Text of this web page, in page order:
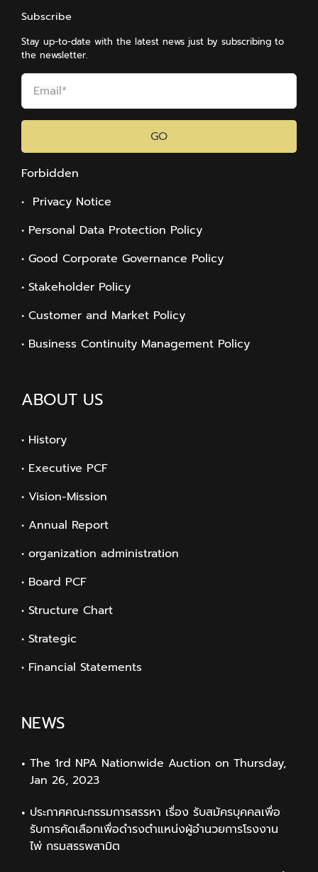
Subscribe
Stay up-to-date with the latest news just by subscribing to
the newsletter.
GO
Forbidden
• Privacy Notice
• Personal Data Protection Policy
• Good Corporate Governance Policy
• Stakeholder Policy
• Customer and Market Policy
• Business Continuity Management Policy
ABOUT US
• History
• Executive PCF
• Vision-Mission
• Annual Report
• organization administration
• Board PCF
• Structure Chart
• Strategic
• Financial Statements
NEWS
The 1rd NPA Nationwide Auction on Thursday,
Jan 26, 2023
ประกาศคณะกรรมการสรรหา เรื่อง รับสมัครบุคคลเพื่อ
รับการคัดเลือกเพื่อดำรงตำแหน่งผู้อำนวยการโรงงาน
ไพ่ กรมสรรพสามิต